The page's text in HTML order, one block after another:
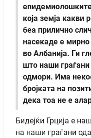
која земја какви
беа прилично
насекаде е мирно
во Албанија. Ги
што наши
одмори. Има
бројката на
дека тоа не е
Бидејќи Грција е
на наши граѓани